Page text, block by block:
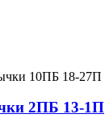
2ПБ 13⁠-⁠1П